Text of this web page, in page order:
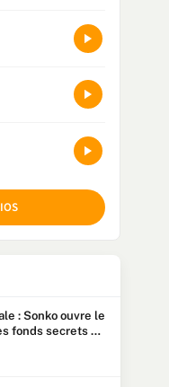
: Sonko ouvre le
fonds secrets et